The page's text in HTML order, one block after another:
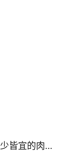
比布丁还要嫩，老少皆宜的肉沫蒸蛋